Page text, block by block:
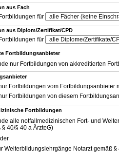
aus Fach
für
aus Diplom/Zertifikat/CPD
für
Fortbildungsanbieter
nur Fortbildungen von akkreditierten
Fortbildungen vom Fortbildungsanbieter
Fortbildungen von diesem
Fortbildungen
alle notfallmedizinischen Fort- und
§ 40/§ 40 a ÄrzteG)
Weiterbildungslehrgänge Notarzt gemäß §